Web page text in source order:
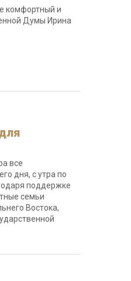
комфортный и
Думы Ирина
все
дня, с утра по
поддержке
семьи
Востока,